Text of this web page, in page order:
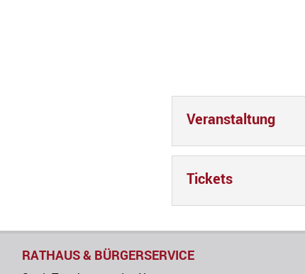
Veranstaltung
Tickets
RATHAUS & BÜRGERSERVICE